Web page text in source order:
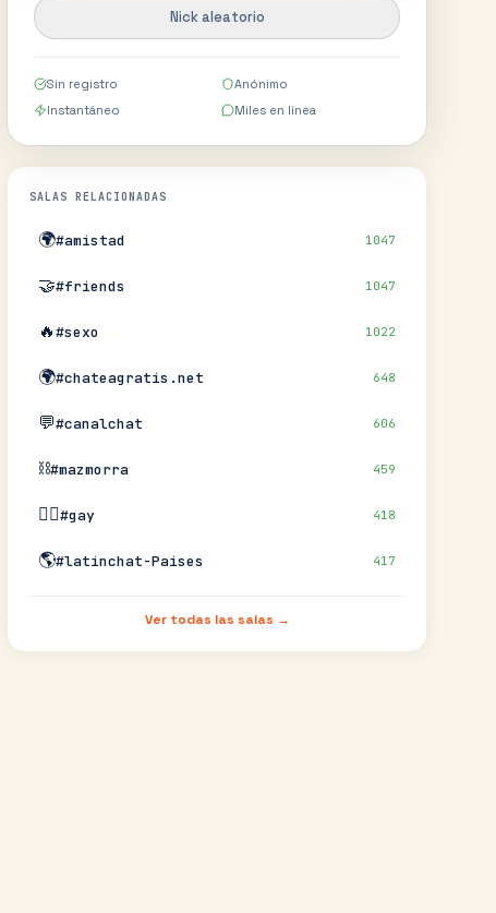
Nick aleatorio
Sin registro
Anónimo
Instantáneo
Miles en línea
SALAS RELACIONADAS
🌍#amistad 1047
🤝#friends 1047
🔥#sexo 1022
🌍#chateagratis.net 648
💬#canalchat 606
⛓️#mazmorra 459
🏳️‍🌈#gay 418
🌎#latinchat-Paises 417
Ver todas las salas →